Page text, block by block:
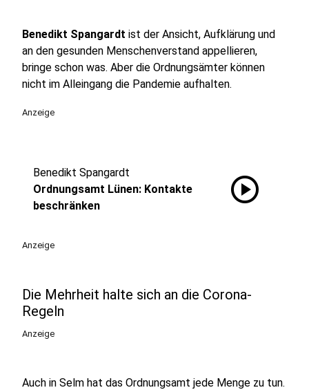
Benedikt Spangardt ist der Ansicht, Aufklärung und
an den gesunden Menschenverstand appellieren,
bringe schon was. Aber die Ordnungsämter können
nicht im Alleingang die Pandemie aufhalten.
Anzeige
Benedikt Spangardt
Ordnungsamt Lünen: Kontakte
beschränken
play_circle
Anzeige
Die Mehrheit halte sich an die Corona-
Regeln
Anzeige
Auch in Selm hat das Ordnungsamt jede Menge zu tun.